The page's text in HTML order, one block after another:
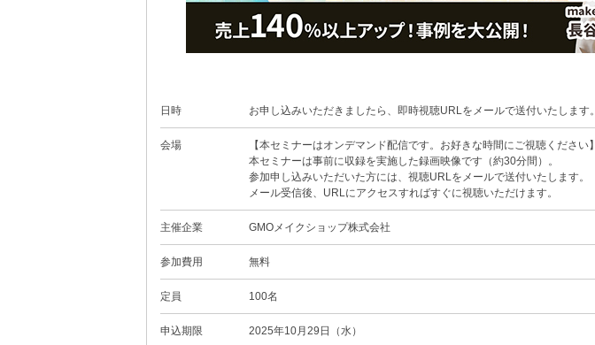
日時 お申し込みいただきましたら、即時視聴URLをメールで送付いたします。
会場
【本セミナーはオンデマンド配信です。お好きな時間にご視聴ください】
本セミナーは事前に収録を実施した録画映像です（約30分間）。
参加申し込みいただいた方には、視聴URLをメールで送付いたします。
メール受信後、URLにアクセスすればすぐに視聴いただけます。
主催企業 GMOメイクショップ株式会社
参加費用 無料
定員 100名
申込期限 2025年10月29日（水）